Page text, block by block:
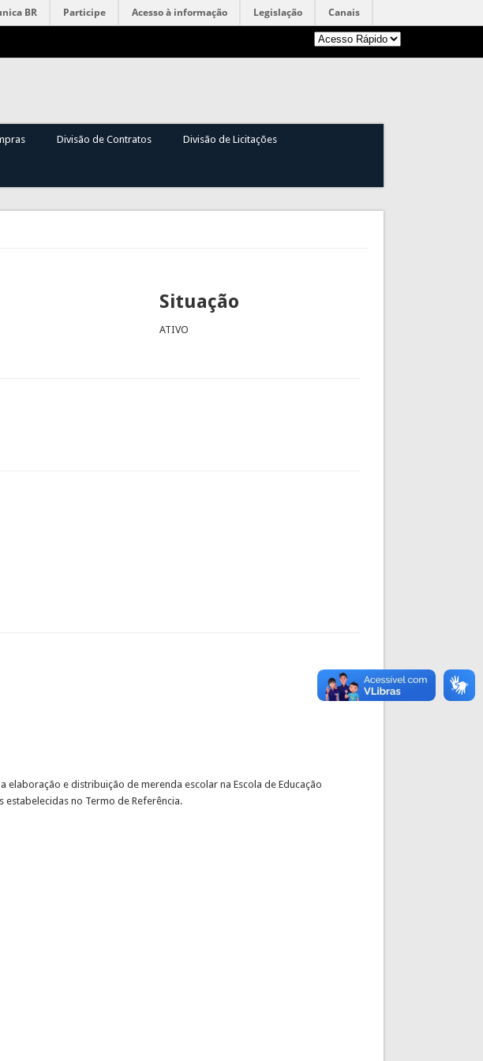
BR Participe Acesso à informação Legislação Canais
Divisão de Contratos Divisão de Licitações
Situação
ATIVO
e distribuição de merenda escolar na Escola de Educação
estabelecidas no Termo de Referência.